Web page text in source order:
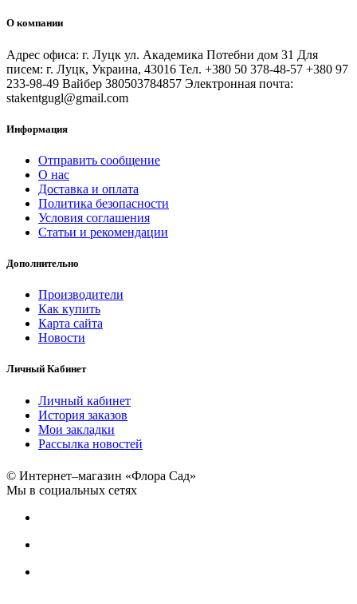
О компании
Адрес офиса: г. Луцк ул. Академика Потебни дом 31 Для
писем: г. Луцк, Украина, 43016 Тел. +380 50 378-48-57 +380 97
233-98-49 Вайбер 380503784857 Электронная почта:
stakentgugl@gmail.com
Информация
Отправить сообщение
О нас
Доставка и оплата
Политика безопасности
Условия соглашения
Статьи и рекомендации
Дополнительно
Производители
Как купить
Карта сайта
Новости
Личный Кабинет
Личный кабинет
История заказов
Мои закладки
Рассылка новостей
© Интернет–магазин «Флора Сад»
Мы в социальных сетях